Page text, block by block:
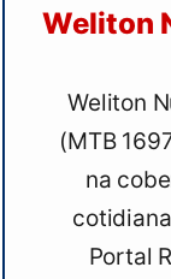
Weliton
Weliton
(MTB
na
Portal